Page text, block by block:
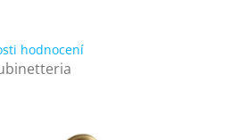
hodnocení